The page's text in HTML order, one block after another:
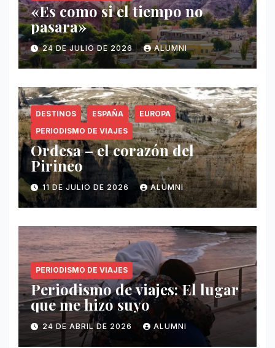
«Es como si el tiempo no
pasara»
24 DE JULIO DE 2026 ALUMNI
DESTINOS ESPAÑA
EUROPA
PERIODISMO DE VIAJES
Ordesa – el corazón del
Pirineo
11 DE JULIO DE 2026 ALUMNI
PERIODISMO DE VIAJES
Periodismo de viajes: El lugar
que me hizo suyo
24 DE ABRIL DE 2026 ALUMNI